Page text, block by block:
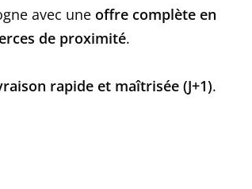
avec une offre complète en
de proximité.
rapide et maîtrisée (J+1).